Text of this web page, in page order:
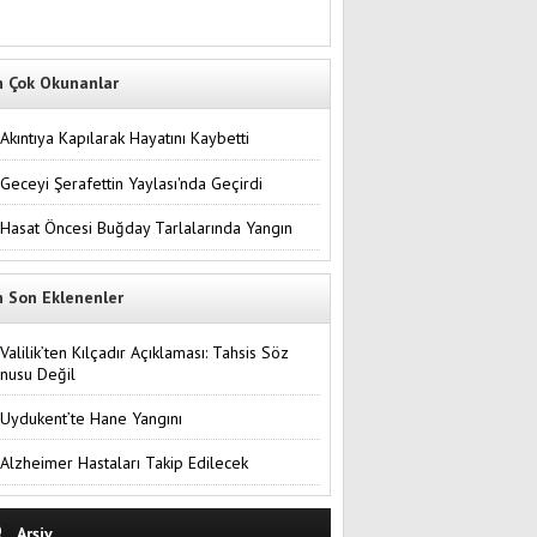
Çok Okunanlar
Akıntıya Kapılarak Hayatını Kaybetti
Geceyi Şerafettin Yaylası'nda Geçirdi
Hasat Öncesi Buğday Tarlalarında Yangın
Son Eklenenler
Valilik’ten Kılçadır Açıklaması: Tahsis Söz
Değil
Uydukent’te Hane Yangını
Alzheimer Hastaları Takip Edilecek